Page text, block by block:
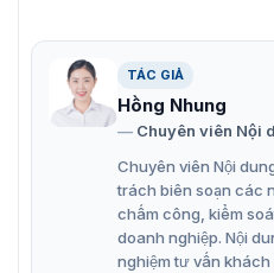
8 Tính năng nổi bật
RFID, QR code
Đầu đọc ZKteco QR600-V
giá tốt trên thị trường bởi
cao. Thiết kế đèn LED ở
dễ dàng xác nhận thông
dùng để kết nối cổng xoay
flap giúp quá trình kiểm
TÁC GIẢ
Hồng Nhung
Chuyên viên Nội
Chuyên viên Nội
trách biên soạn các
chấm công, kiểm
doanh nghiệp. Nội
nghiệm tư vấn